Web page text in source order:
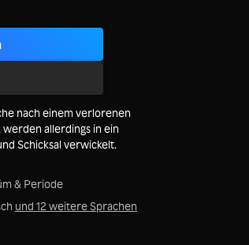
nach einem verlorenen
allerdings in ein
Schicksal verwickelt.
& Periode
und 12 weitere Sprachen